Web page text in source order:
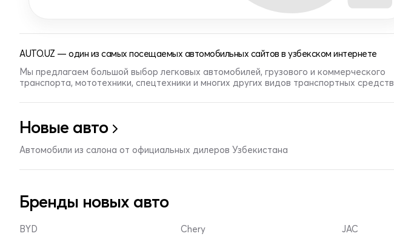
AUTO.UZ — один из самых посещаемых автомобильных сайтов в узбекском интернете
Мы предлагаем большой выбор легковых автомобилей, грузового и коммерческого
транспорта, мототехники, спецтехники и многих других видов транспортных средств
Новые авто
Автомобили из салона от официальных дилеров Узбекистана
Бренды новых авто
BYD Chery JAC